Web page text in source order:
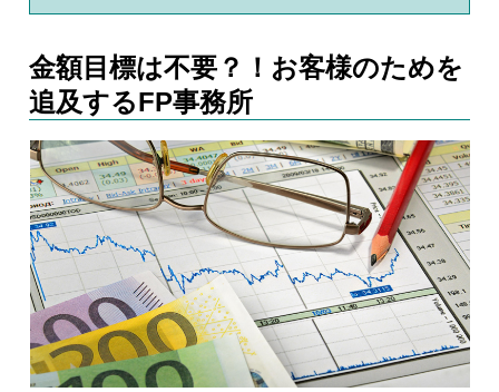
金額目標は不要？！お客様のためを
追及するFP事務所